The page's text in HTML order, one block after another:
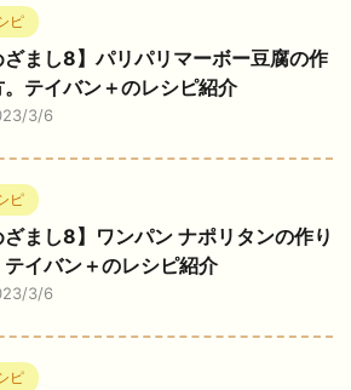
ピ
ざまし8】パリパリマーボー豆腐の作
。テイバン＋のレシピ紹介
3/6
ピ
ざまし8】ワンパン ナポリタンの作り
テイバン＋のレシピ紹介
3/6
ピ